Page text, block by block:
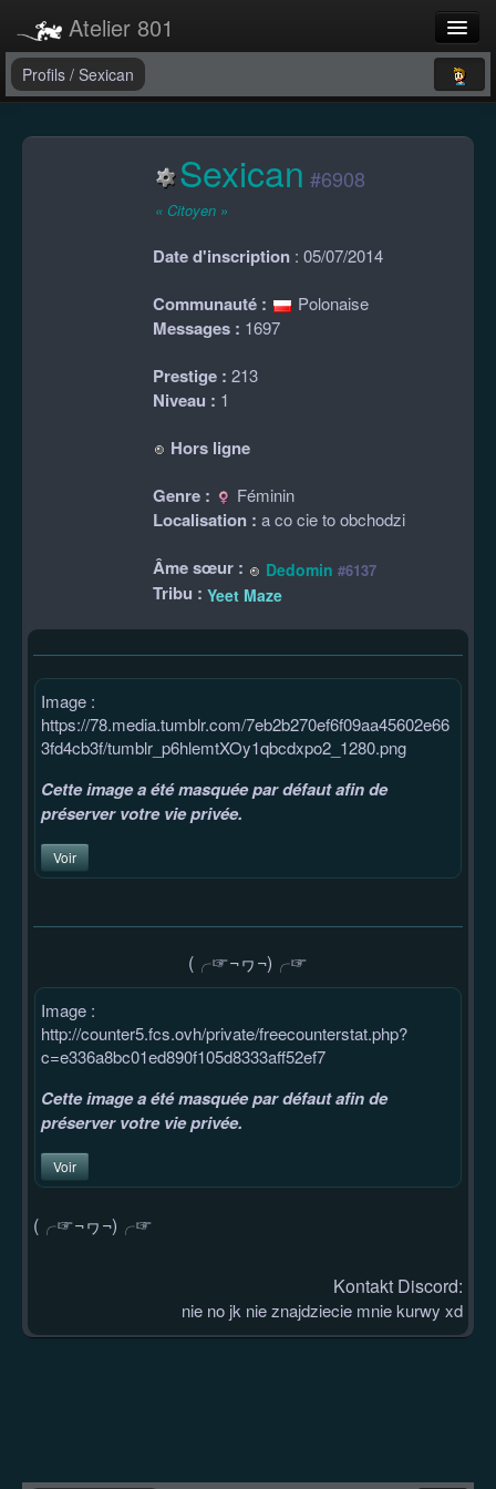
Atelier 801
Forums
Profils / Sexican
Sexican #6908
« Citoyen »
Date d'inscription : 05/07/2014
Communauté : Polonaise
Messages : 1697
Prestige : 213
Niveau : 1
Hors ligne
Genre :
Féminin
Localisation : a co cie to obchodzi
Âme sœur : Dedomin #6137
Tribu : Yeet Maze
Image :
https://78.media.tumblr.com/7eb2b270ef6f09aa45602e66
3fd4cb3f/tumblr_p6hlemtXOy1qbcdxpo2_1280.png
Cette image a été masquée par défaut afin de
préserver votre vie privée.
Voir
(╭☞¬ヮ¬)╭☞
Image :
http://counter5.fcs.ovh/private/freecounterstat.php?
c=e336a8bc01ed890f105d8333aff52ef7
Cette image a été masquée par défaut afin de
préserver votre vie privée.
Voir
(╭☞¬ヮ¬)╭☞
Kontakt Discord:
nie no jk nie znajdziecie mnie kurwy xd